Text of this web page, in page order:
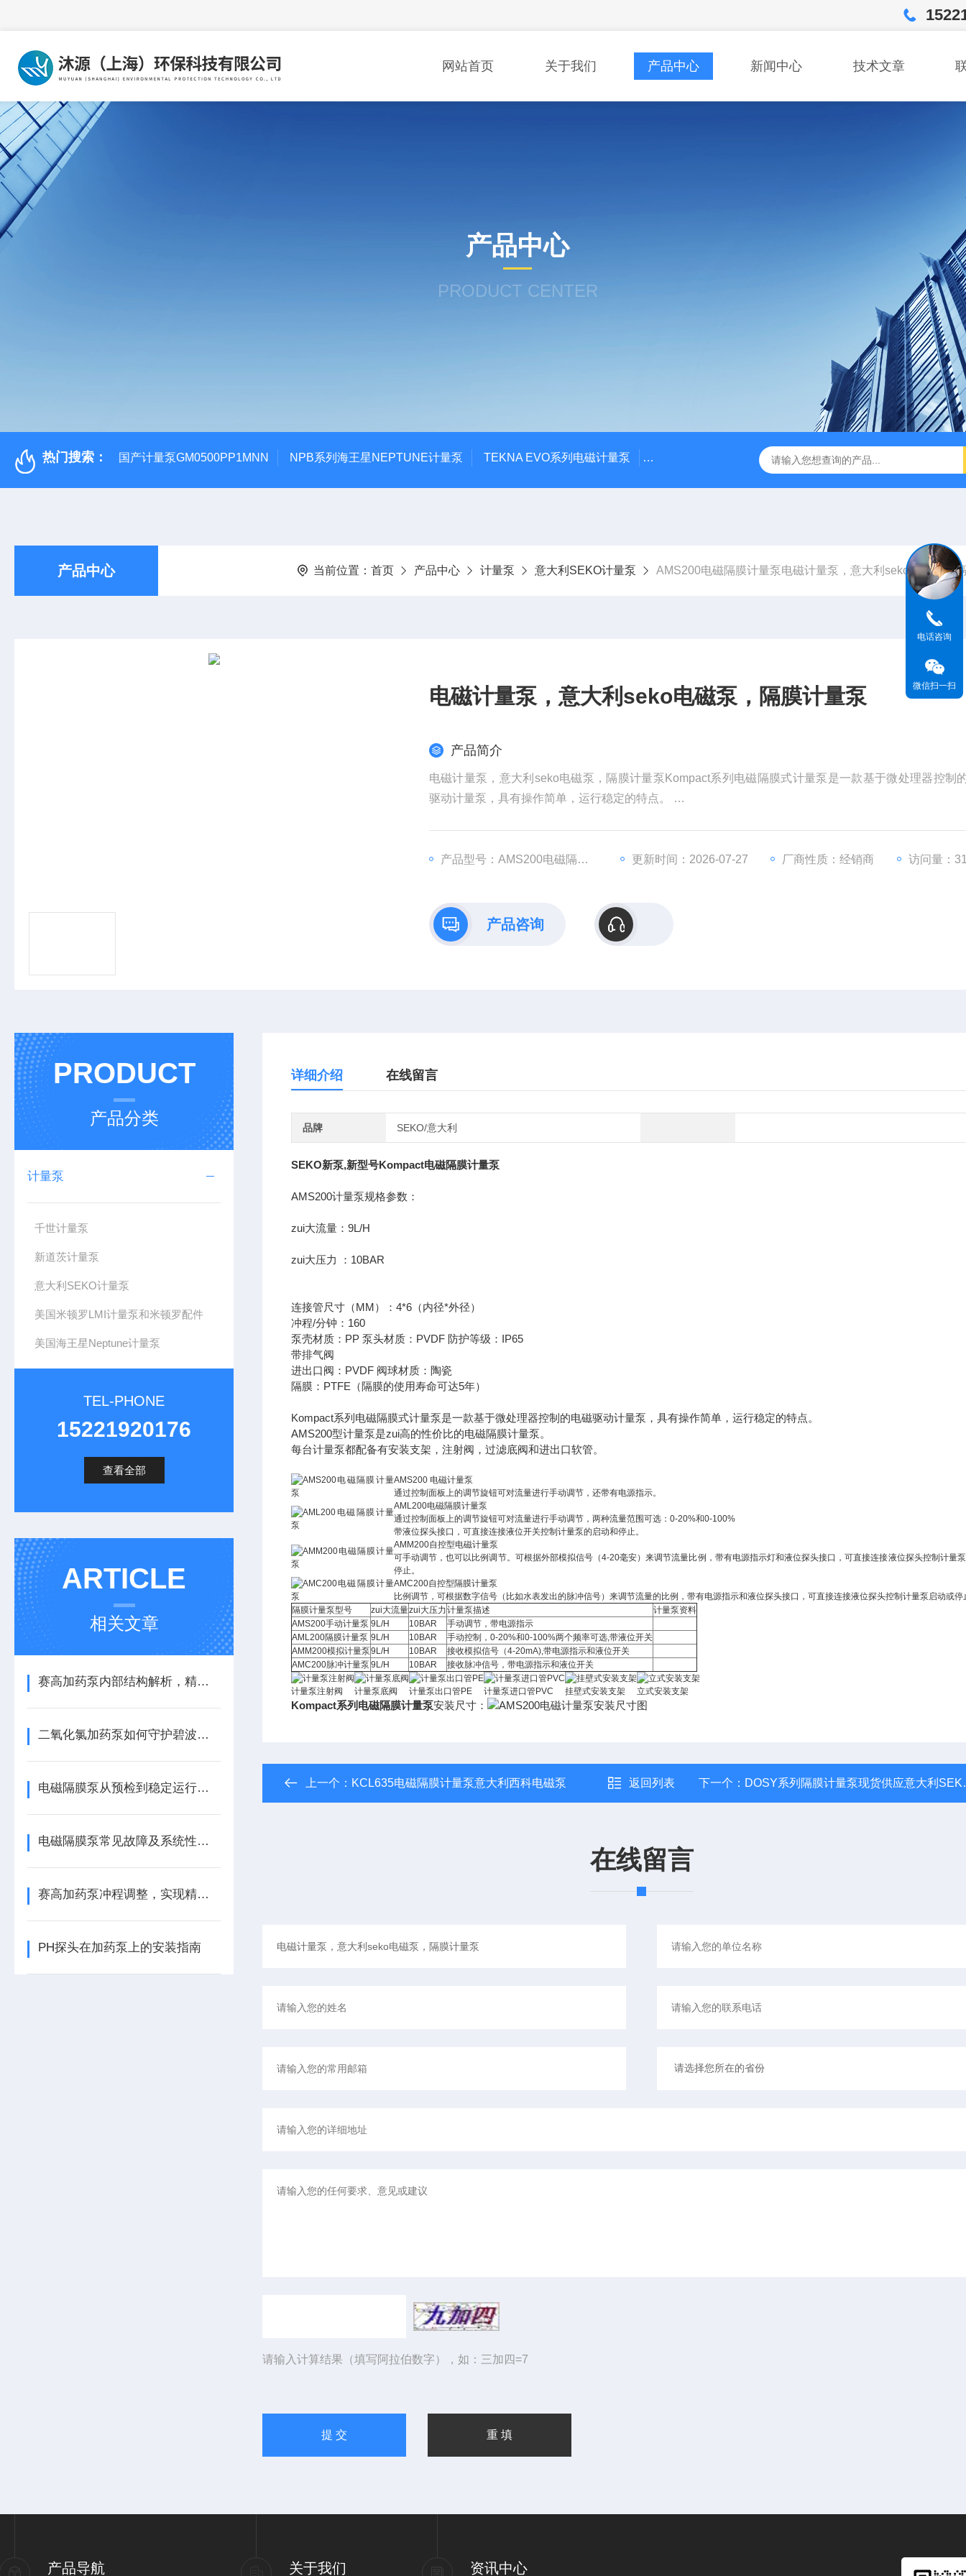
网站首页 关于我们 产品中心 新闻中心 技术文章
产品中心
PRODUCT CENTER
热门搜索： 国产计量泵GM0500PP1MNN NPB系列海王星NEPTUNE计量泵 TEKNA EVO系列电磁计量泵 脉冲阻尼器 NPB0330PQ1MNN海王星Neptune计量泵/美
产品中心 当前位置： 首页 产品中心 计量泵 意大利SEKO计量泵 AMS200电磁隔膜计量泵电磁计量泵，意大利seko电磁泵，隔膜计
电磁计量泵，意大利seko电磁泵，隔膜计量泵
产品简介
电磁计量泵，意大利seko电磁泵，隔膜计量泵Kompact系列电磁隔膜式计量泵是一款基于微处理器控制
驱动计量泵，具有操作简单，运行稳定的特点。
产品型号：AMS200电磁隔膜计量泵 更新时间：2026-07-27 厂商性质：经销商 访问量：
产品咨询
PRODUCT
产品分类
计量泵
千世计量泵
新道茨计量泵
意大利SEKO计量泵
美国米顿罗LMI计量泵和米顿罗配件
美国海王星Neptune计量泵
TEL-PHONE
15221920176
查看全部
ARTICLE
相关文章
赛高加药泵内部结构解析，精准计量的机械心脏
二氧化氯加药泵如何守护碧波安全
电磁隔膜泵从预检到稳定运行的五步核心法
电磁隔膜泵常见故障及系统性解决方案
赛高加药泵冲程调整，实现精准控制加药
PH探头在加药泵上的安装指南
详细介绍 在线留言
品牌 SEKO/意大利
SEKO新泵,新型号Kompact电磁隔膜计量泵
AMS200计量泵规格参数：
zui大流量：9L/H
zui大压力 ：10BAR
连接管尺寸（MM）：4*6（内径*外径）
冲程/分钟：160
泵壳材质：PP 泵头材质：PVDF 防护等级：IP65
带排气阀
进出口阀：PVDF 阀球材质：陶瓷
隔膜：PTFE（隔膜的使用寿命可达5年）
Kompact系列电磁隔膜式计量泵是一款基于微处理器控制的电磁驱动计量泵，具有操作简单，运行稳定的特点。
AMS200型计量泵是zui高的性价比的电磁隔膜计量泵。
每台计量泵都配备有安装支架，注射阀，过滤底阀和进出口软管。
AMS200 电磁计量泵
通过控制面板上的调节旋钮可对流量进行手动调节，还带有电源指示。
AML200电磁隔膜计量泵
通过控制面板上的调节旋钮可对流量进行手动调节，两种流量范围可选：0-20%和0-100%
带液位探头接口，可直接连接液位开关控制计量泵的启动和停止。
AMM200自控型电磁计量泵
可手动调节，也可以比例调节。可根据外部模拟信号（4-20毫安）来调节流量比例，带有电源指示灯和液位探头接口，可直接连接液位探头控制计量
停止。
AMC200自控型隔膜计量泵
比例调节，可根据数字信号（比如水表发出的脉冲信号）来调节流量的比例，带有电源指示和液位探头接口，可直接连接液位探头控制计量泵启动或停
隔膜计量泵型号
zui大流量zui大压力计量泵描述
计量泵资料
AMS200手动计量泵 9L/H 10BAR
手动调节，带电源指示
AML200隔膜计量泵 9L/H 10BAR
手动控制，0-20%和0-100%两个频率可选,带液位开关
AMM200模拟计量泵9L/H 10BAR
接收模拟信号（4-20mA),带电源指示和液位开关
AMC200脉冲计量泵 9L/H 10BAR 接收脉冲信号，带电源指示和液位开关
计量泵注射阀 计量泵底阀 计量泵出口管PE 计量泵进口管PVC 挂壁式安装支架 立式安装支架
Kompact系列电磁隔膜计量泵安装尺寸：
上一个： KCL635电磁隔膜计量泵意大利西科电磁泵 返回列表 下一个： DOSY系列隔膜计量泵现货供应意大利SEKO赛高*惠进口机械隔膜泵加药泵
在线留言
请输入计算结果（填写阿拉伯数字），如：三加四=7
产品导航 关于我们 资讯中心
电话咨询
微信扫一扫